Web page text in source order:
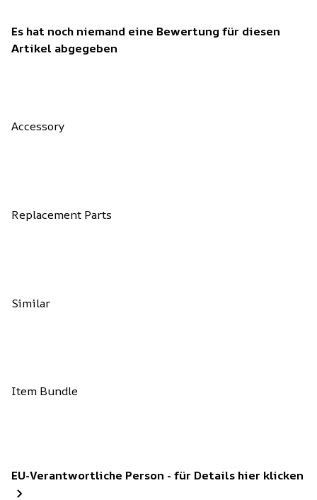
Es hat noch niemand eine Bewertung für diesen
Artikel abgegeben
Accessory
Replacement Parts
Similar
Item Bundle
EU-Verantwortliche Person - für Details hier klicken